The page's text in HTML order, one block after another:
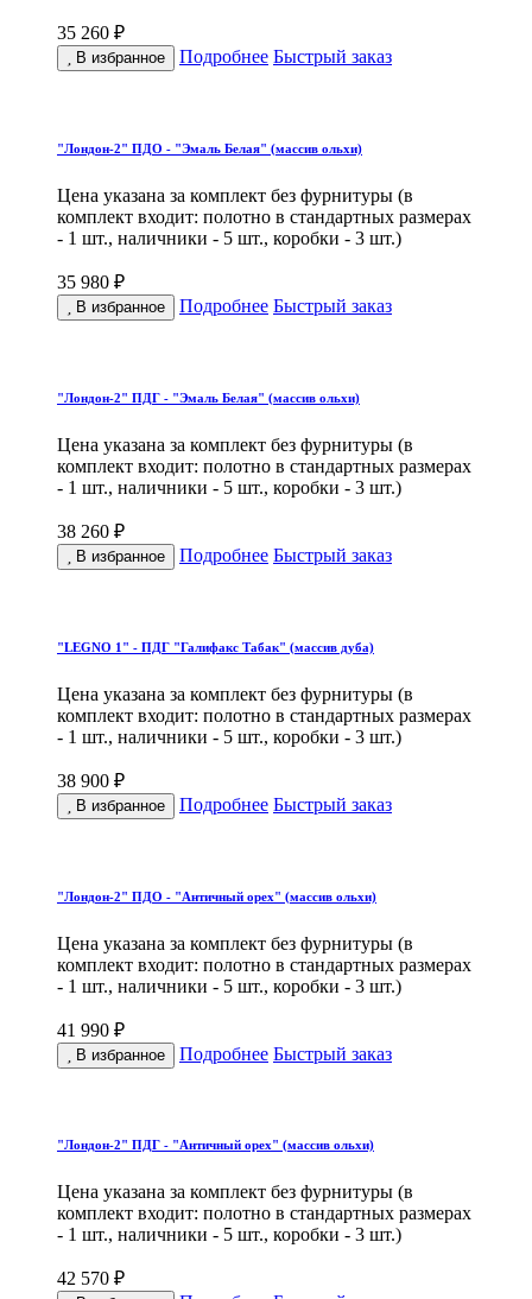
35 260 ₽
В избранное Подробнее Быстрый заказ
"Лондон-2" ПДО - "Эмаль Белая" (массив ольхи)
Цена указана за комплект без фурнитуры (в
комплект входит: полотно в стандартных размерах
- 1 шт., наличники - 5 шт., коробки - 3 шт.)
35 980 ₽
В избранное Подробнее Быстрый заказ
"Лондон-2" ПДГ - "Эмаль Белая" (массив ольхи)
Цена указана за комплект без фурнитуры (в
комплект входит: полотно в стандартных размерах
- 1 шт., наличники - 5 шт., коробки - 3 шт.)
38 260 ₽
В избранное Подробнее Быстрый заказ
"LEGNO 1" - ПДГ "Галифакс Табак" (массив дуба)
Цена указана за комплект без фурнитуры (в
комплект входит: полотно в стандартных размерах
- 1 шт., наличники - 5 шт., коробки - 3 шт.)
38 900 ₽
В избранное Подробнее Быстрый заказ
"Лондон-2" ПДО - "Античный орех" (массив ольхи)
Цена указана за комплект без фурнитуры (в
комплект входит: полотно в стандартных размерах
- 1 шт., наличники - 5 шт., коробки - 3 шт.)
41 990 ₽
В избранное Подробнее Быстрый заказ
"Лондон-2" ПДГ - "Античный орех" (массив ольхи)
Цена указана за комплект без фурнитуры (в
комплект входит: полотно в стандартных размерах
- 1 шт., наличники - 5 шт., коробки - 3 шт.)
42 570 ₽